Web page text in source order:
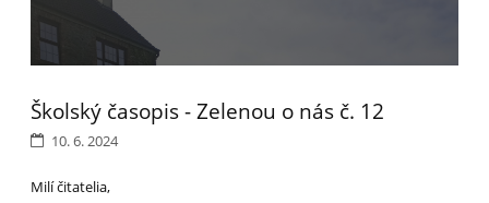
Školský časopis - Zelenou o nás č. 12
10. 6. 2024
Milí čitatelia,